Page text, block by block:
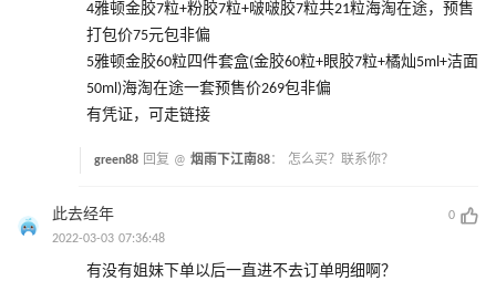
4雅顿金胶7粒+粉胶7粒+啵啵胶7粒共21粒海淘在途，预售
打包价75元包非偏
5雅顿金胶60粒四件套盒(金胶60粒+眼胶7粒+橘灿5ml+洁面
50ml)海淘在途一套预售价269包非偏
有凭证，可走链接
green88 回复 @ 烟雨下江南88： 怎么买？联系你？
此去经年
0
2022-03-03 07:36:48
有没有姐妹下单以后一直进不去订单明细啊？